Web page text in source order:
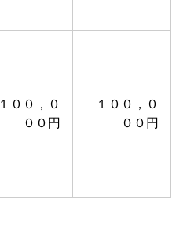
１００，０
００円
１００，０
００円